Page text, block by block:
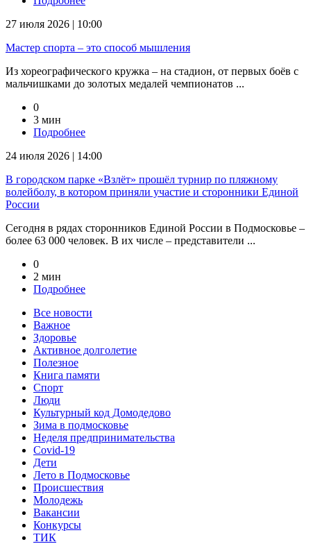
27 июля 2026 | 10:00
Мастер спорта – это способ мышления
Из хореографического кружка – на стадион, от первых боёв с
мальчишками до золотых медалей чемпионатов ...
0
3 мин
Подробнее
24 июля 2026 | 14:00
В городском парке «Взлёт» прошёл турнир по пляжному
волейболу, в котором приняли участие и сторонники Единой
России
Сегодня в рядах сторонников Единой России в Подмосковье –
более 63 000 человек. В их числе – представители ...
0
2 мин
Подробнее
Все новости
Важное
Здоровье
Активное долголетие
Полезное
Книга памяти
Спорт
Люди
Культурный код Домодедово
Зима в подмосковье
Неделя предпринимательства
Covid-19
Дети
Лето в Подмосковье
Происшествия
Молодежь
Вакансии
Конкурсы
ТИК